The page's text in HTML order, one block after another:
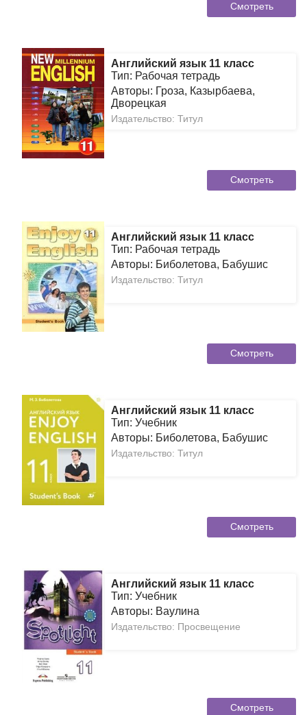
Смотреть
Английский язык 11 класс
Тип: Рабочая тетрадь
Авторы: Гроза, Казырбаева,
Дворецкая
Издательство: Титул
Смотреть
Английский язык 11 класс
Тип: Рабочая тетрадь
Авторы: Биболетова, Бабушис
Издательство: Титул
Смотреть
Английский язык 11 класс
Тип: Учебник
Авторы: Биболетова, Бабушис
Издательство: Титул
Смотреть
Английский язык 11 класс
Тип: Учебник
Авторы: Ваулина
Издательство: Просвещение
Смотреть